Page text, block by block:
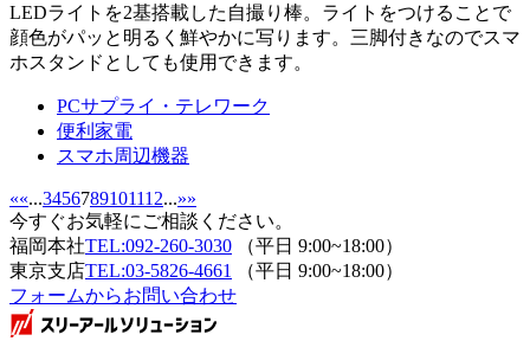
LEDライトを2基搭載した自撮り棒。ライトをつけることで
顔色がパッと明るく鮮やかに写ります。三脚付きなのでスマ
ホスタンドとしても使用できます。
PCサプライ・テレワーク
便利家電
スマホ周辺機器
««...3456789101112...»»
今すぐお気軽にご相談ください。
福岡本社TEL:092-260-3030 （平日 9:00~18:00）
東京支店TEL:03-5826-4661
（平日 9:00~18:00）
フォームからお問い合わせ